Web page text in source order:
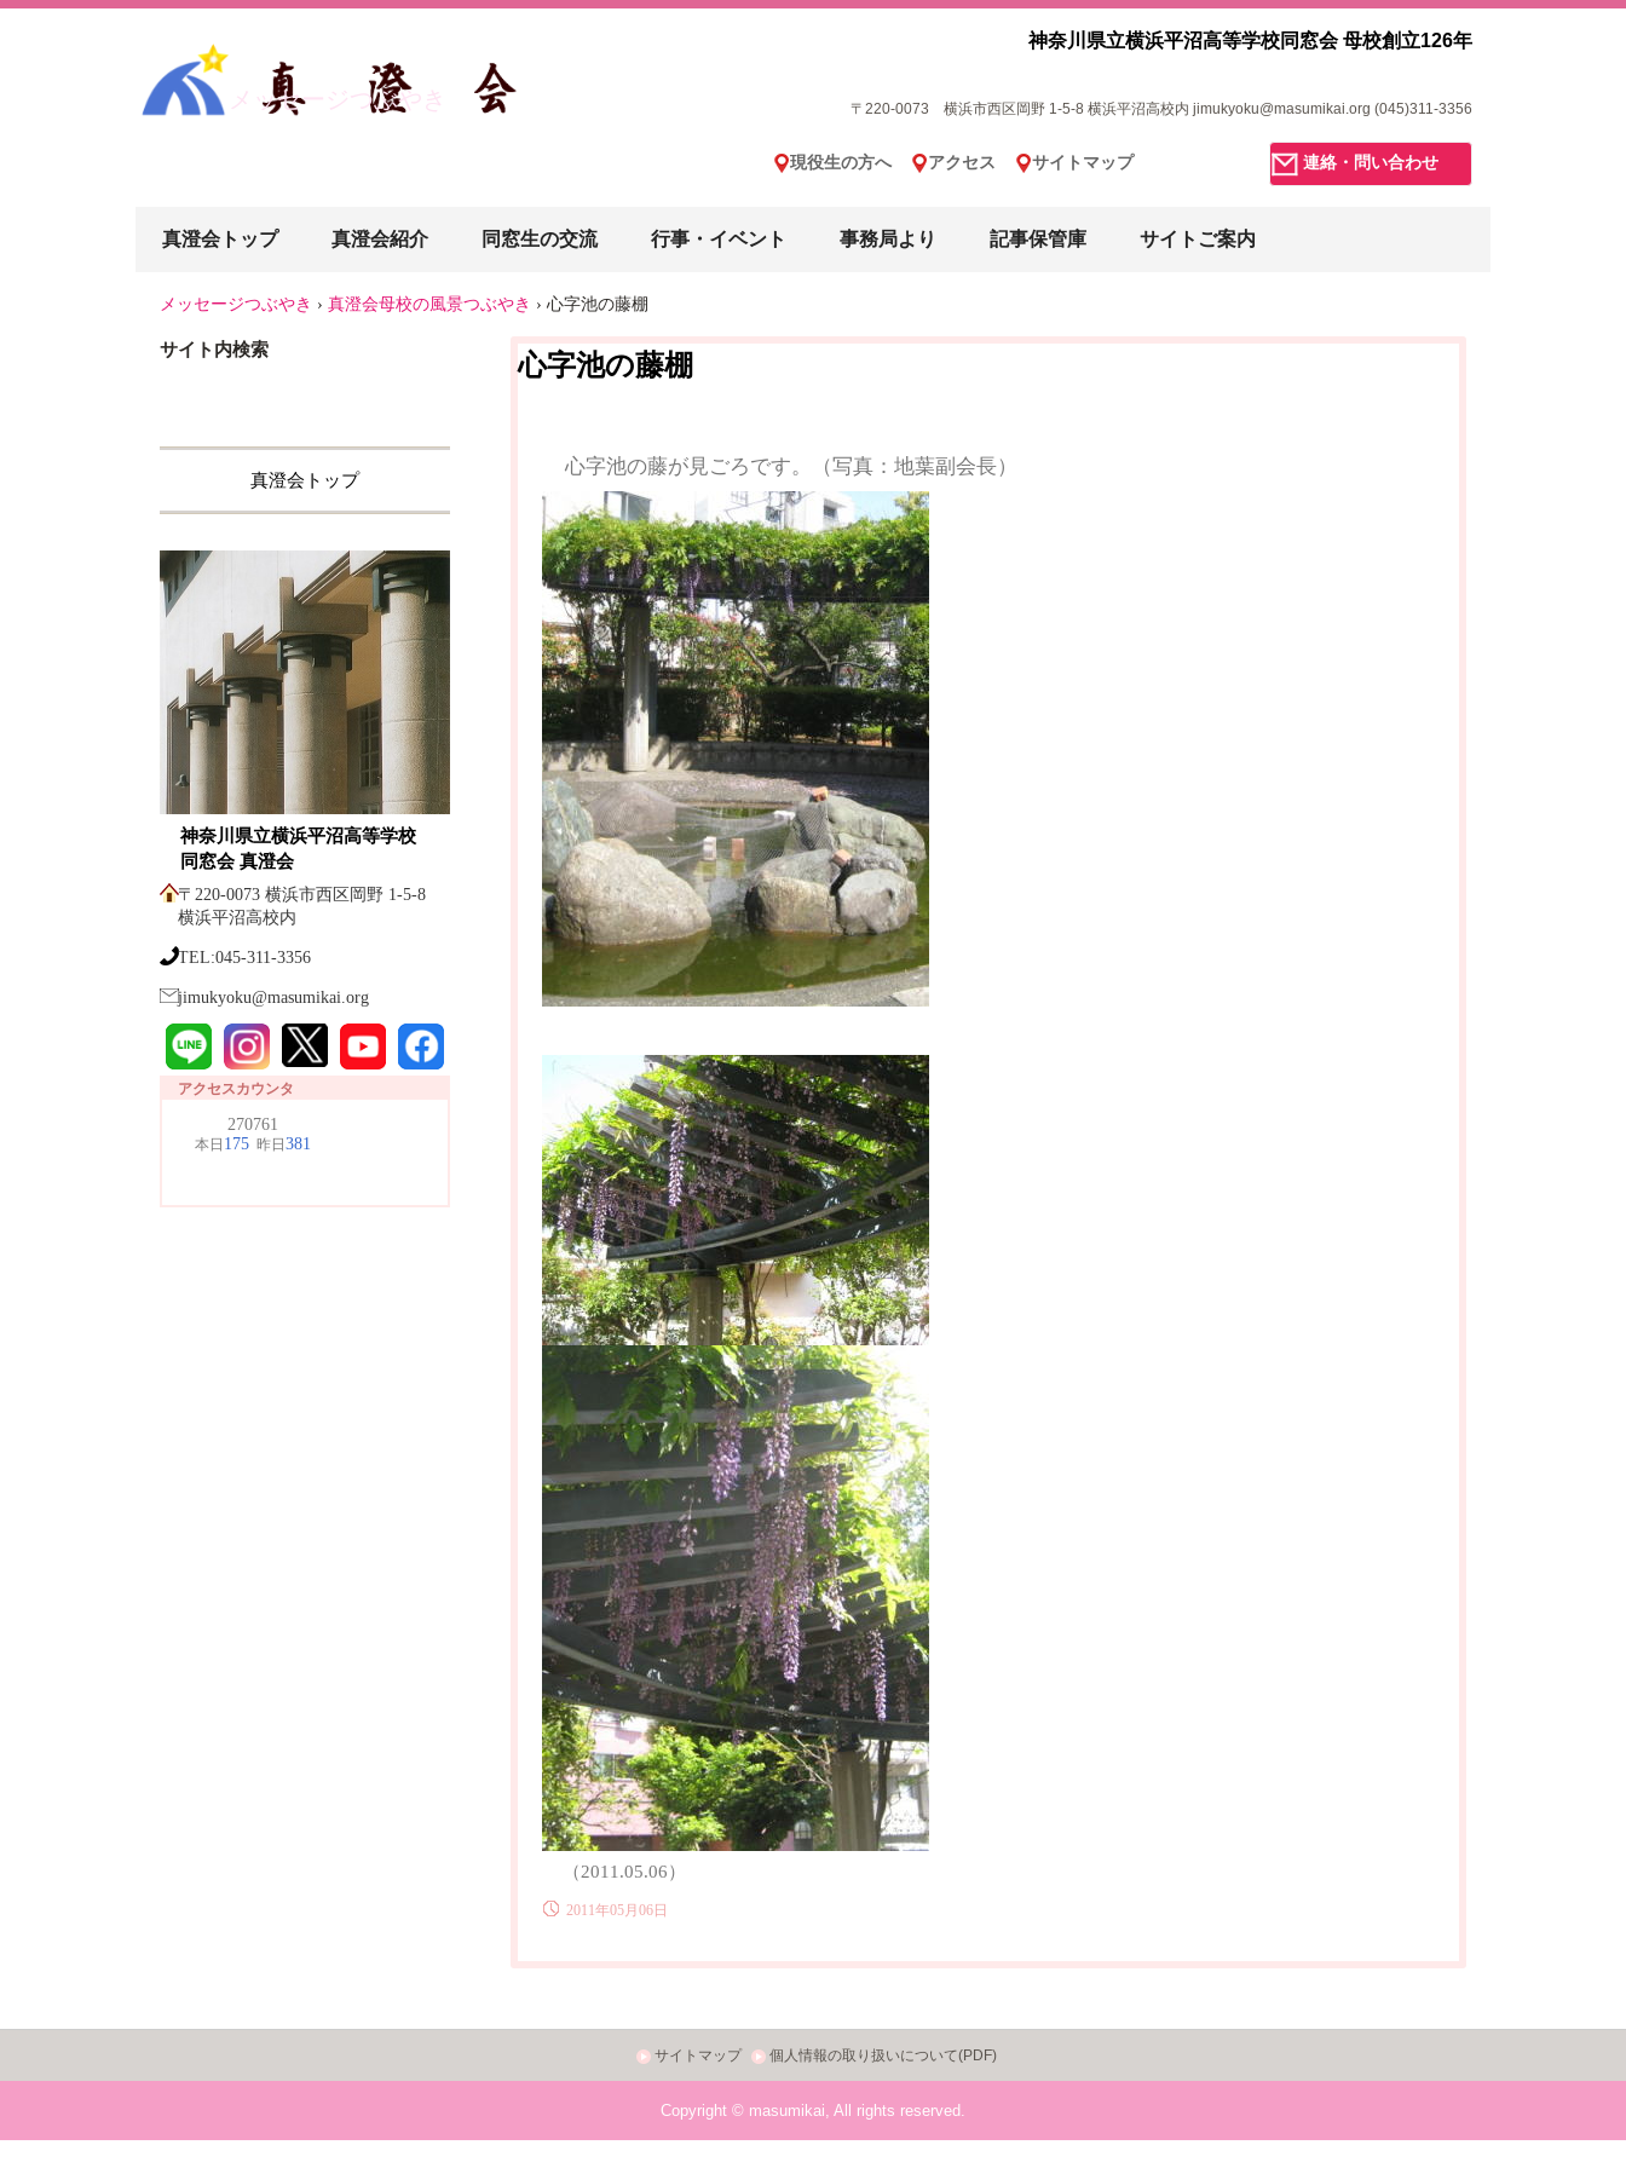
メッセージつぶやき
神奈川県立横浜平沼高等学校同窓会 母校創立126年
〒220-0073 横浜市西区岡野 1-5-8 横浜平沼高校内 jimukyoku@masumikai.org (045)311-3356
連絡・問い合わせ
現役生の方へ アクセス サイトマップ
真澄会トップ 真澄会紹介 同窓生の交流 行事・イベント 事務局より 記事保管庫 サイトご案内
メッセージつぶやき › 真澄会母校の風景つぶやき › 心字池の藤棚
心字池の藤棚
心字池の藤が見ごろです。（写真：地葉副会長）
（2011.05.06）
2011年05月06日
サイト内検索
真澄会トップ
神奈川県立横浜平沼高等学校
同窓会 真澄会
〒220-0073 横浜市西区岡野 1-5-8
横浜平沼高校内
TEL:045-311-3356
jimukyoku@masumikai.org
アクセスカウンタ
サイトマップ 個人情報の取り扱いについて(PDF)
Copyright © masumikai, All rights reserved.